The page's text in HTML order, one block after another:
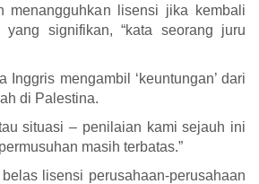
menangguhkan lisensi jika kembali
yang signifikan, “kata seorang juru
Inggris mengambil ‘keuntungan’ dari
di Palestina.
situasi – penilaian kami sejauh ini
masih terbatas.”
lisensi perusahaan-perusahaan